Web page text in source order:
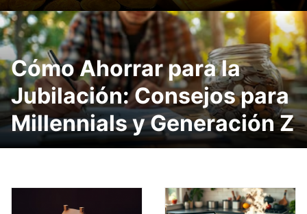
Cómo Ahorrar para la
Jubilación: Consejos para
Millennials y Generación Z